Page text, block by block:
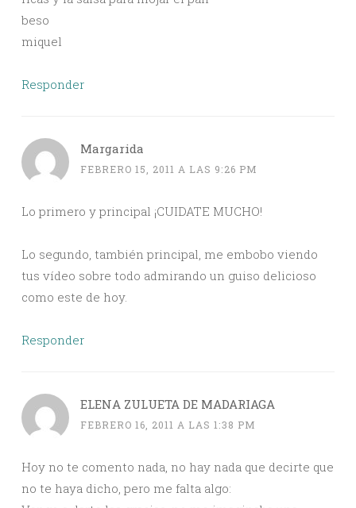
beso
miquel
Responder
Margarida
FEBRERO 15, 2011 A LAS 9:26 PM
Lo primero y principal ¡CUIDATE MUCHO!
Lo segundo, también principal, me embobo viendo
tus vídeo sobre todo admirando un guiso delicioso
como este de hoy.
Responder
ELENA ZULUETA DE MADARIAGA
FEBRERO 16, 2011 A LAS 1:38 PM
Hoy no te comento nada, no hay nada que decirte que
no te haya dicho, pero me falta algo: